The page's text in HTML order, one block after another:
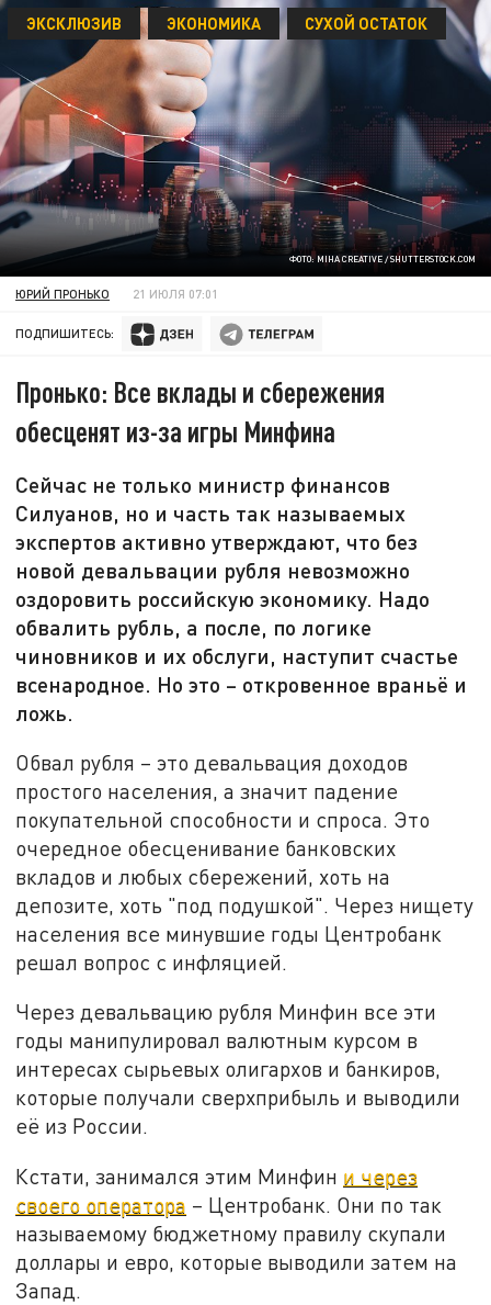
ФОТО: MIHA CREATIVE / SHUTTERSTOCK.COM
ЭКСКЛЮЗИВ ЭКОНОМИКА СУХОЙ ОСТАТОК
ЮРИЙ ПРОНЬКО 21 ИЮЛЯ 07:01
ПОДПИШИТЕСЬ:
Пронько: Все вклады и сбережения
обесценят из-за игры Минфина
Сейчас не только министр финансов
Силуанов, но и часть так называемых
экспертов активно утверждают, что без
новой девальвации рубля невозможно
оздоровить российскую экономику. Надо
обвалить рубль, а после, по логике
чиновников и их обслуги, наступит счастье
всенародное. Но это – откровенное враньё и
ложь.
Обвал рубля – это девальвация доходов
простого населения, а значит падение
покупательной способности и спроса. Это
очередное обесценивание банковских
вкладов и любых сбережений, хоть на
депозите, хоть "под подушкой". Через нищету
населения все минувшие годы Центробанк
решал вопрос с инфляцией.
Через девальвацию рубля Минфин все эти
годы манипулировал валютным курсом в
интересах сырьевых олигархов и банкиров,
которые получали сверхприбыль и выводили
её из России.
Кстати, занимался этим Минфин и через
своего оператора – Центробанк. Они по так
называемому бюджетному правилу скупали
доллары и евро, которые выводили затем на
Запад.